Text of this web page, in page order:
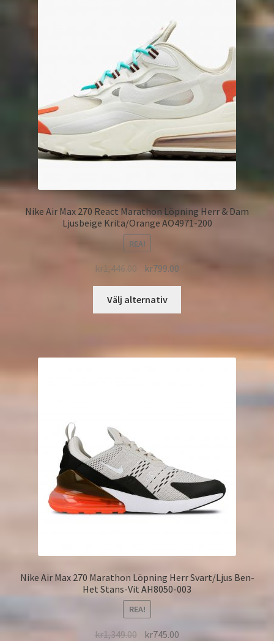
Nike Air Max 270 React Marathon Löpning Herr & Dam
Ljusbeige Krita/Orange AO4971-200
REA!
kr1,446.00 kr799.00
Välj alternativ
Nike Air Max 270 Marathon Löpning Herr Svart/Ljus Ben-
Het Stans-Vit AH8050-003
REA!
kr1,349.00 kr745.00